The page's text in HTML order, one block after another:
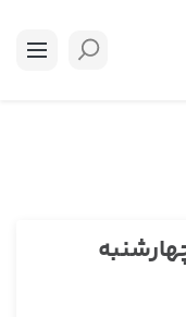
فقه (جلسه89) چهارشنبه